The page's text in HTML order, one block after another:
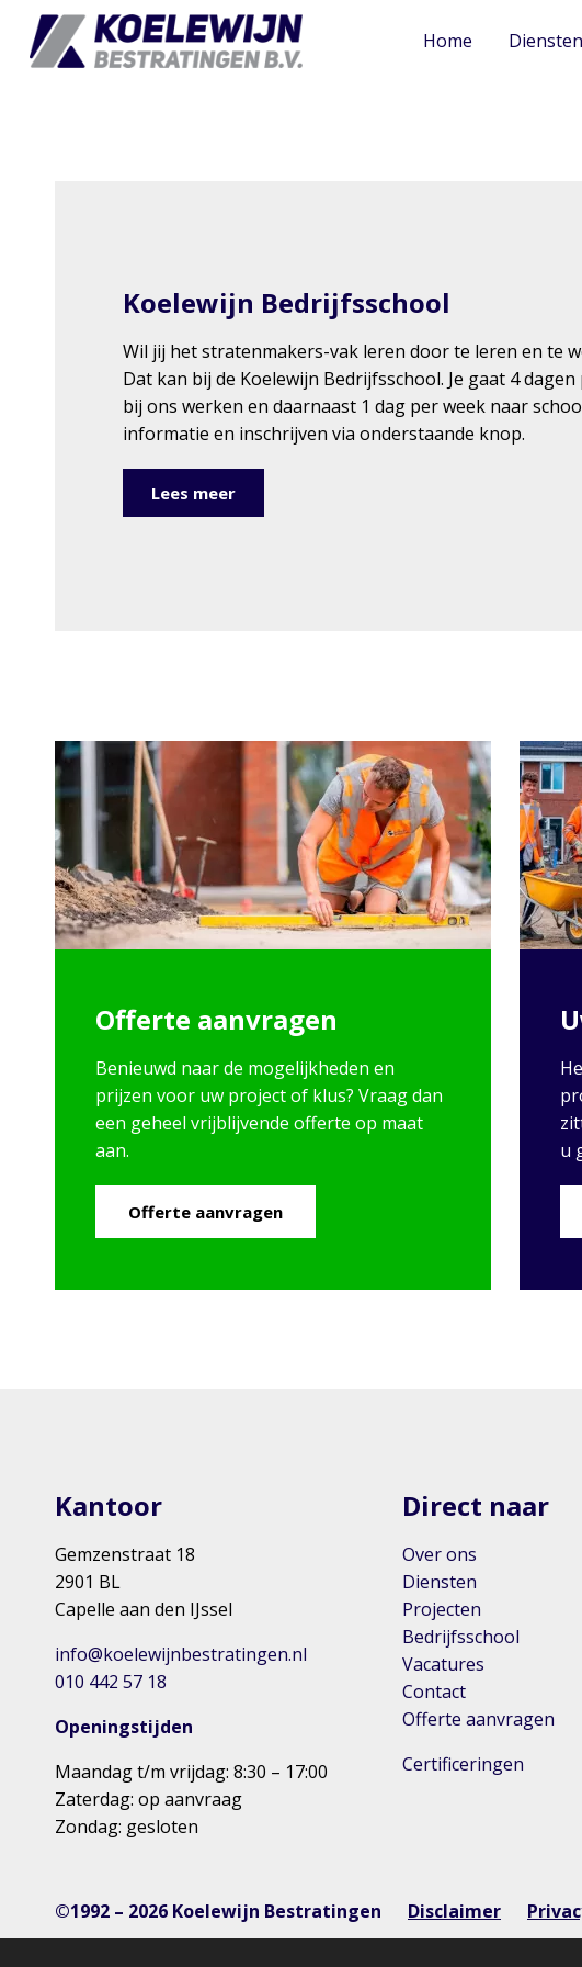
Home Diensten
Koelewijn Bedrijfsschool
Wil jij het stratenmakers-vak leren door te leren en te
Dat kan bij de Koelewijn Bedrijfsschool. Je gaat 4
bij ons werken en daarnaast 1 dag per week naar
informatie en inschrijven via onderstaande knop.
Lees meer
Offerte aanvragen
Benieuwd naar de mogelijkheden en
prijzen voor uw project of klus? Vraag dan
een geheel vrijblijvende offerte op maat
aan.
Offerte aanvragen
u
Kantoor
Gemzenstraat 18
2901 BL
Capelle aan den IJssel
info@koelewijnbestratingen.nl
010 442 57 18
Openingstijden
Maandag t/m vrijdag: 8:30 – 17:00
Zaterdag: op aanvraag
Zondag: gesloten
Direct naar
Over ons
Diensten
Projecten
Bedrijfsschool
Vacatures
Contact
Offerte aanvragen
Certificeringen
©1992 – 2026 Koelewijn Bestratingen Disclaimer